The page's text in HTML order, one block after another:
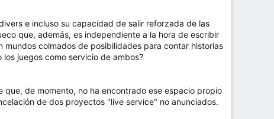
e incluso su capacidad de salir reforzada de las
que, además, es independiente a la hora de escribir
colmados de posibilidades para contar historias
juegos como servicio de ambos?
de momento, no ha encontrado ese espacio propio
de dos proyectos "live service" no anunciados.